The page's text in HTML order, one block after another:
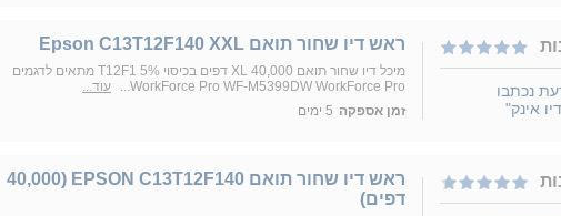
נכתבו
אינק"
ראש דיו שחור תואם Epson C13T12F140 XXL
מיכל דיו שחור תואם XL 40,000 דפים בכיסוי 5% T12F1 מתאים לדגמים
WorkForce Pro WF-M5399DW WorkForce Pro...
עוד...
זמן אספקה 5 ימים
ראש דיו שחור תואם EPSON C13T12F140 (40,000
דפים)